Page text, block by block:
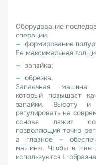
Оборудование
операции:
формирование
Ее максимальная
запайка;
обрезка.
Запаечная машина
который повышает
запайки. Высоту и
регулировать на
основе лежит
позволяющий точно
а главное –
машины. Чтобы в шве
используется L-